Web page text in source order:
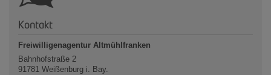
Kontakt
Freiwilligenagentur Altmühlfranken
Bahnhofstraße 2
91781 Weißenburg i. Bay.